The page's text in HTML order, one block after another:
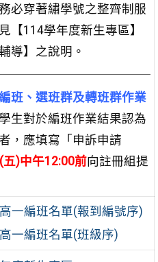
必穿著繡學號之整齊制服
【114學年度新生專區】
導】之說明。
班、選班群及轉班群作業
生對於編班作業結果認為
，應填寫「申訴申請
)中午12:00前向註冊組提
一編班名單(報到編號序)
一編班名單(班級序)